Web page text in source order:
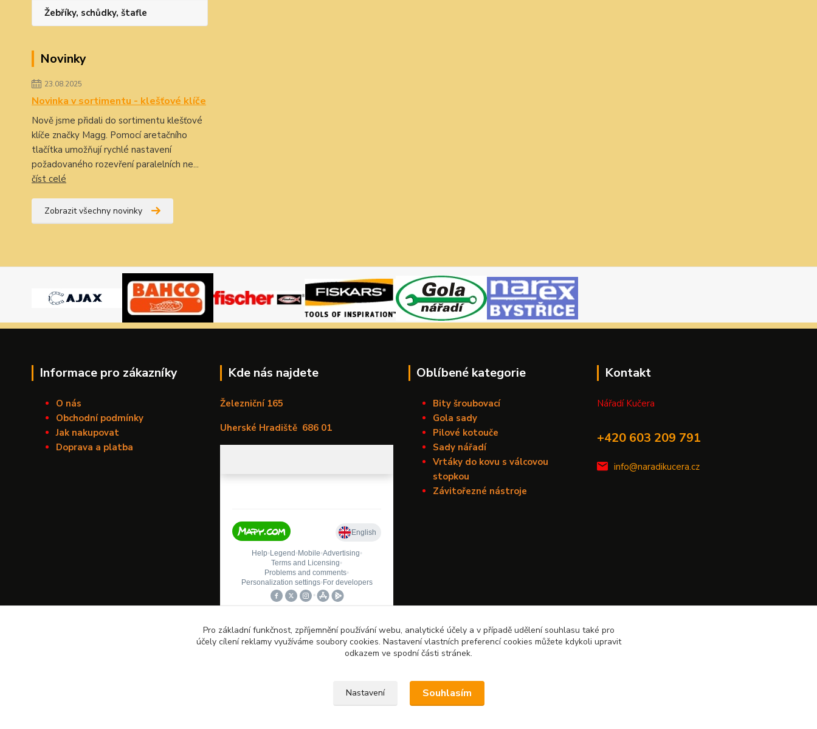
Žebříky, schůdky, štafle
Novinky
23.08.2025
Novinka v sortimentu - klešťové klíče
Nově jsme přidali do sortimentu klešťové
klíče značky Magg. Pomocí aretačního
tlačítka umožňují rychlé nastavení
požadovaného rozevření paralelních ne...
číst celé
Zobrazit všechny novinky
Informace pro zákazníky
O nás
Obchodní podmínky
Jak nakupovat
Doprava a platba
Kde nás najdete
Železniční 165
Uherské Hradiště 686 01
Oblíbené kategorie
Bity šroubovací
Gola sady
Pilové kotouče
Sady nářadí
Vrtáky do kovu s válcovou
stopkou
Závitořezné nástroje
Kontakt
Nářadí Kučera
+420 603 209 791
info@naradikucera.cz
Upravit sběr cookies.
Pro základní funkčnost, zpříjemnění používání webu, analytické účely a v případě udělení souhlasu také pro
účely cílení reklamy využíváme soubory cookies. Nastavení vlastních preferencí cookies můžete kdykoli upravit
odkazem ve spodní části stránek.
Nastavení Souhlasím